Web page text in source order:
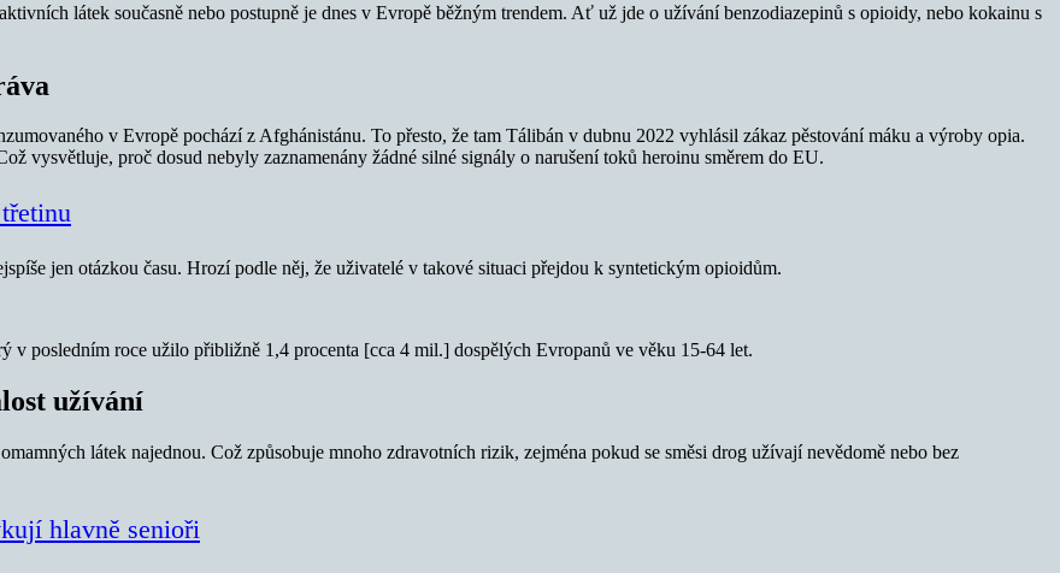
látek současně nebo postupně je dnes v Evropě běžným trendem. Ať už jde o užívání benzodiazepinů s opioidy, nebo kokainu s
v Evropě pochází z Afghánistánu. To přesto, že tam Tálibán v dubnu 2022 vyhlásil zákaz pěstování máku a výroby opia.
vysvětluje, proč dosud nebyly zaznamenány žádné silné signály o narušení toků heroinu směrem do EU.
jen otázkou času. Hrozí podle něj, že uživatelé v takové situaci přejdou k syntetickým opioidům.
posledním roce užilo přibližně 1,4 procenta [cca 4 mil.] dospělých Evropanů ve věku 15-64 let.
užívání
látek najednou. Což způsobuje mnoho zdravotních rizik, zejména pokud se směsi drog užívají nevědomě nebo bez
hlavně senioři